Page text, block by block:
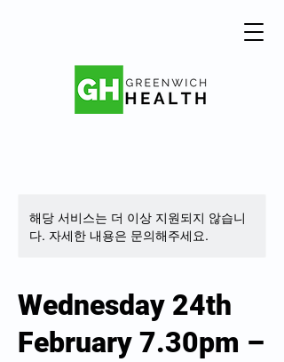
해당 서비스는 더 이상 지원되지 않습니
다. 자세한 내용은 문의해주세요.
Wednesday 24th
February 7.30pm –